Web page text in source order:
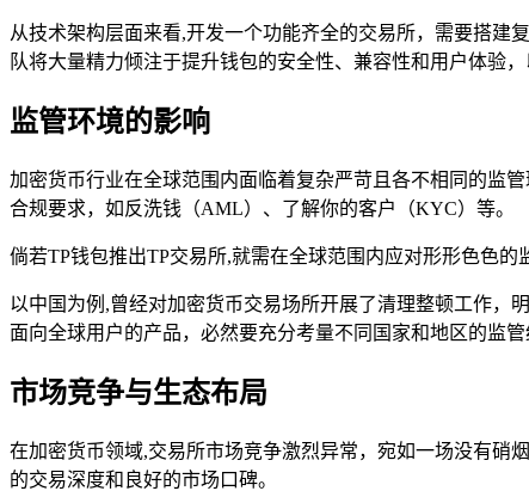
从技术架构层面来看,开发一个功能齐全的交易所，需要搭建
队将大量精力倾注于提升钱包的安全性、兼容性和用户体验
监管环境的影响
加密货币行业在全球范围内面临着复杂严苛且各不相同的监
合规要求，如反洗钱（AML）、了解你的客户（KYC）等。
倘若TP钱包推出TP交易所,就需在全球范围内应对形形色色
以中国为例,曾经对加密货币交易场所开展了清理整顿工作，
面向全球用户的产品，必然要充分考量不同国家和地区的监
市场竞争与生态布局
在加密货币领域,交易所市场竞争激烈异常，宛如一场没有硝
的交易深度和良好的市场口碑。